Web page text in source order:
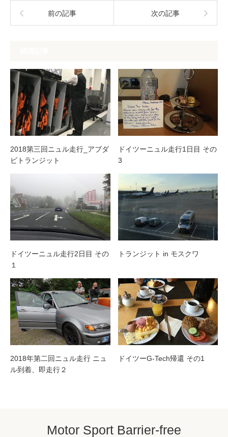
前の記事 次の記事
2018第三回ニュル走行_アブダ
ビトランジット
ドイツーニュル走行1日目 その
3
ドイツーニュル走行2日目 その
１
トランジット in モスクワ
2018年第二回ニュル走行 ニュ
ル到着、即走行２
ドイツーG-Tech帰還 その1
Motor Sport Barrier-free